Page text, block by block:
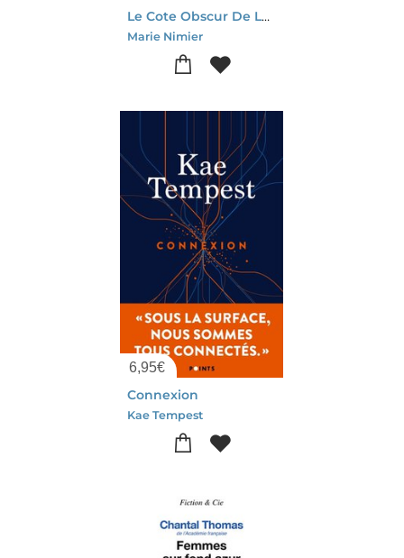
Le Cote Obscur De La Reine
Marie Nimier
6,95€
Connexion
Kae Tempest